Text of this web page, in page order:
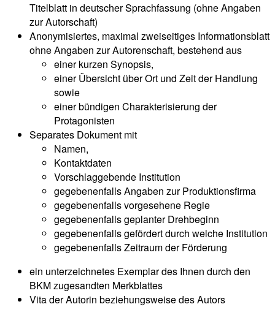
Titelblatt in deutscher Sprachfassung (ohne Angaben
zur Autorschaft)
Anonymisiertes, maximal zweiseitiges Informationsblatt
ohne Angaben zur Autorenschaft, bestehend aus
einer kurzen Synopsis,
einer Übersicht über Ort und Zeit der Handlung
sowie
einer bündigen Charakterisierung der
Protagonisten
Separates Dokument mit
Namen,
Kontaktdaten
Vorschlaggebende Institution
gegebenenfalls Angaben zur Produktionsfirma
gegebenenfalls vorgesehene Regie
gegebenenfalls geplanter Drehbeginn
gegebenenfalls gefördert durch welche Institution
gegebenenfalls Zeitraum der Förderung
ein unterzeichnetes Exemplar des Ihnen durch den
BKM zugesandten Merkblattes
Vita der Autorin beziehungsweise des Autors